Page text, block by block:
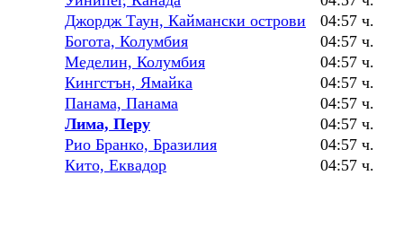
Джордж Таун, Каймански острови
04:57 ч.
Богота, Колумбия
04:57 ч.
Меделин, Колумбия
04:57 ч.
Кингстън, Ямайка
04:57 ч.
Панама, Панама
04:57 ч.
Лима, Перу
04:57 ч.
Рио Бранко, Бразилия
04:57 ч.
Кито, Еквадор
04:57 ч.